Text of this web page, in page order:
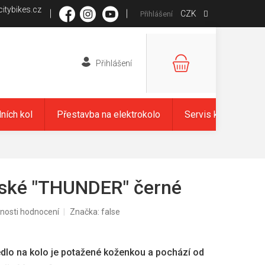
CZK
Přihlášení
NÁKUPNÍ
kol Přestavba na elektrokolo Servis kol
na kolo je potažené koženkou a pochází od
"THUNDER" černé
hodnocení Značka: false